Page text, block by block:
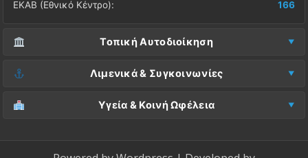
ΕΚΑΒ (Εθνικό Κέντρο): 166
Τοπική Αυτοδιοίκηση
Δήμος Μονεμβασίας (Έδρα):
Λιμενικά & Συγκοινωνίες
Λιμεναρχείο Μονεμβασίας:
Υγεία & Κοινή Ωφέλεια
Κέντρο Υγείας Νεάπολης: 27340 22500